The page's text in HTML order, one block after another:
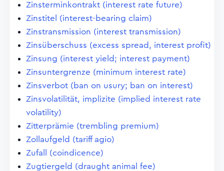
Zinsterminkontrakt (interest rate future)
Zinstitel (interest-bearing claim)
Zinstransmission (interest transmission)
Zinsüberschuss (excess spread, interest profit)
Zinsung (interest yield; interest payment)
Zinsuntergrenze (minimum interest rate)
Zinsverbot (ban on usury; ban on interest)
Zinsvolatilität, implizite (implied interest rate
volatility)
Zitterprämie (trembling premium)
Zollaufgeld (tariff agio)
Zufall (coindicence)
Zugtiergeld (draught animal fee)